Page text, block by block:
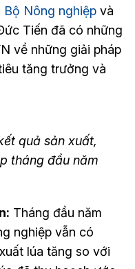
Bộ Nông nghiệp và
Tiến đã có những
về những giải pháp
tăng trưởng và
quả sản xuất,
tháng đầu năm
Tháng đầu năm
nghiệp vẫn có
lúa tăng so với